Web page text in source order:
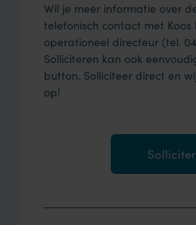
Wil je meer informatie over
telefonisch contact met Koos
operationeel directeur (tel.
Solliciteren kan ook
button. Solliciteer direct en
op!